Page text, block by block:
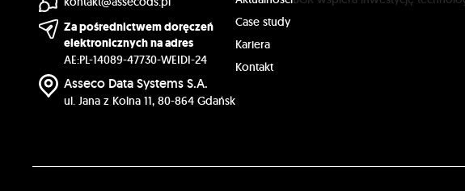
Za pośrednictwem doręczeń
elektronicznych na adres
AE:PL-14089-47730-WEIDI-24
Asseco Data Systems S.A.
ul. Jana z Kolna 11, 80-864 Gdańsk
Case study
Kariera
Kontakt